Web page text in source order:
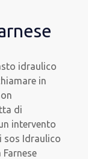
idraulico
in
di
intervento
sos Idraulico